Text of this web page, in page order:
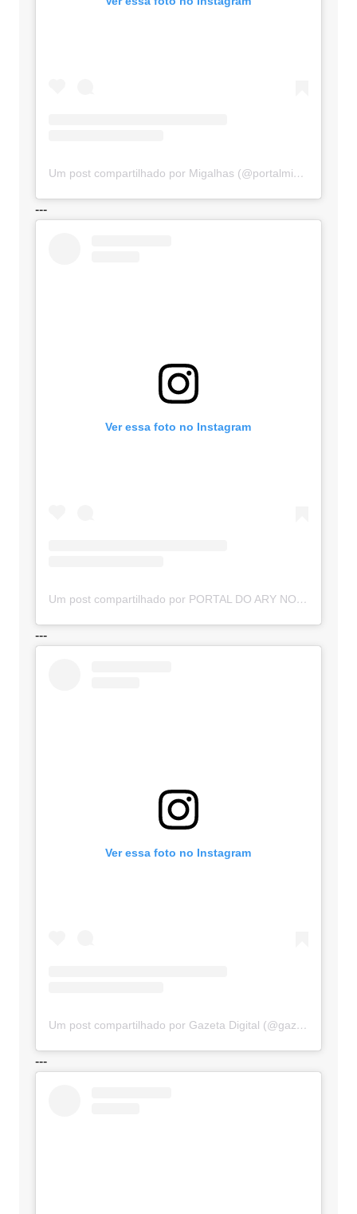
Um post compartilhado por Migalhas (@portalmigalhas)
---
Ver essa foto no Instagram
Um post compartilhado por PORTAL DO ARY NOTÍCIAS (@portaldoarynoticias)
---
Ver essa foto no Instagram
Um post compartilhado por Gazeta Digital (@gazetadigital)
---